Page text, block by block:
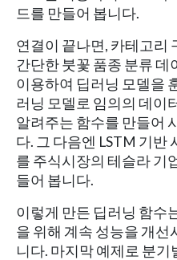
드를 만들어 봅니다.
연결이 끝나면, 카테고리
간단한 붓꽃 품종 분류
이용하여 딥러닝 모델을
러닝 모델로 임의의 데이
알려주는 함수를 만들어
다. 그 다음엔 LSTM 기반
를 주식시장의 테슬라 기
들어 봅니다.
이렇게 만든 딥러닝 함수
을 위해 계속 성능을 개선
니다. 마지막 예제로 분